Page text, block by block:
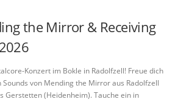
the Mirror & Receiving
Konzert im Bokle in Radolfzell! Freue dich
von Mending the Mirror aus Radolfzell
Gerstetten (Heidenheim). Tauche ein in